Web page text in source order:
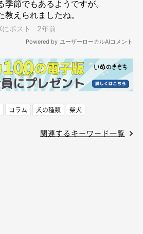
コラム 犬の種類 柴犬
関連するキーワード一覧